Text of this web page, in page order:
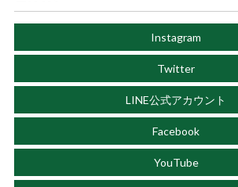
Instagram
Twitter
LINE公式アカウント
Facebook
YouTube